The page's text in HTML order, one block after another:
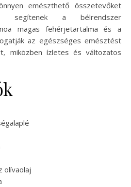
emészthető összetevőket
segítenek a bélrendszer
magas fehérjetartalma és a
az egészséges emésztést
miközben ízletes és változatos
olívaolaj